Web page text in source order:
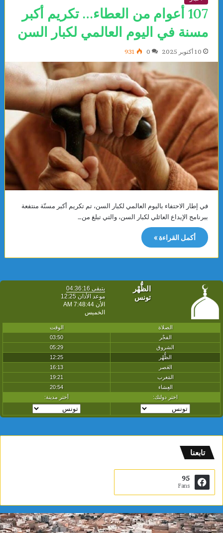
107 أعوام من العطاء… تكريم أكبر
مسنة في اليوم العالمي لكبار السن
10 أكتوبر 2025 0
931
في إطار الاحتفاء باليوم العالمي لكبار السن، تم تكريم أكبر مسنّة منتفعة
ببرنامج الإيداع العائلي لكبار السن، والتي تبلغ من…
أكمل القراءة »
تابعنا
95
Fans
ت
و